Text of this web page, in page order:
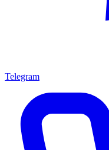
Telegram